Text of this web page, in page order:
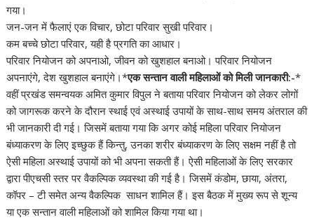
गया।
जन-जन में फैलाएं एक विचार, छोटा परिवार सुखी परिवार।
कम बच्चे छोटा परिवार, यही है प्रगति का आधार।
परिवार नियोजन को अपनाओ, जीवन को खुशहाल बनाओ। परिवार नियोजन
अपनाएंगे, देश खुशहाल बनाएंगे।*एक सन्तान वाली महिलाओं को मिली जानकारी:-*
वहीं प्रखंड समन्वयक अमित कुमार विपुल ने बताया परिवार नियोजन को लेकर लोगों
को जागरूक करने के दौरान स्थाई एवं अस्थाई उपायों के साथ-साथ समय अंतराल की
भी जानकारी दी गई। जिसमें बताया गया कि अगर कोई महिला परिवार नियोजन
बंध्याकरण के लिए इच्छुक हैं किन्तु, उनका शरीर बंध्याकरण के लिए सक्षम नहीं है तो
ऐसी महिला अस्थाई उपायों को भी अपना सकती हैं। ऐसी महिलाओं के लिए सरकार
द्वारा पीएचसी स्तर पर वैकल्पिक व्यवस्था की गई है। जिसमें कंडोम, छाया, अंतरा,
कॉपर – टी समेत अन्य वैकल्पिक साधन शामिल हैं। इस बैठक में मुख्य रूप से शून्य
या एक सन्तान वाली महिलाओं को शामिल किया गया था।